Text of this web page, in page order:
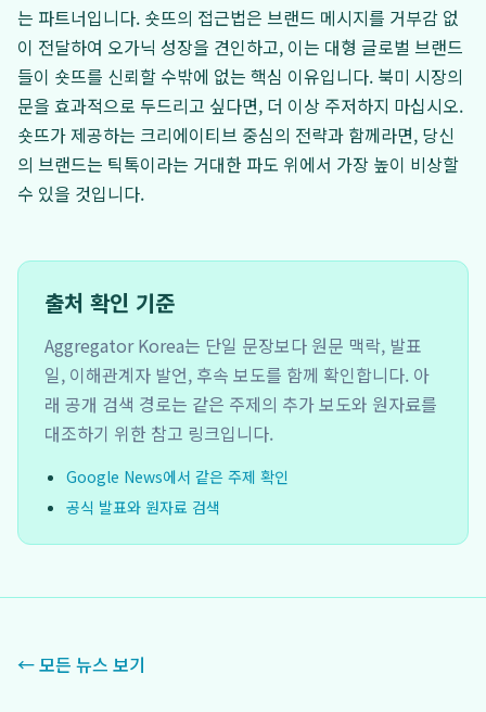
는 파트너입니다. 숏뜨의 접근법은 브랜드 메시지를 거부감 없
이 전달하여 오가닉 성장을 견인하고, 이는 대형 글로벌 브랜드
들이 숏뜨를 신뢰할 수밖에 없는 핵심 이유입니다. 북미 시장의
문을 효과적으로 두드리고 싶다면, 더 이상 주저하지 마십시오.
숏뜨가 제공하는 크리에이티브 중심의 전략과 함께라면, 당신
의 브랜드는 틱톡이라는 거대한 파도 위에서 가장 높이 비상할
수 있을 것입니다.
출처 확인 기준
Aggregator Korea는 단일 문장보다 원문 맥락, 발표
일, 이해관계자 발언, 후속 보도를 함께 확인합니다. 아
래 공개 검색 경로는 같은 주제의 추가 보도와 원자료를
대조하기 위한 참고 링크입니다.
Google News에서 같은 주제 확인
공식 발표와 원자료 검색
← 모든 뉴스 보기